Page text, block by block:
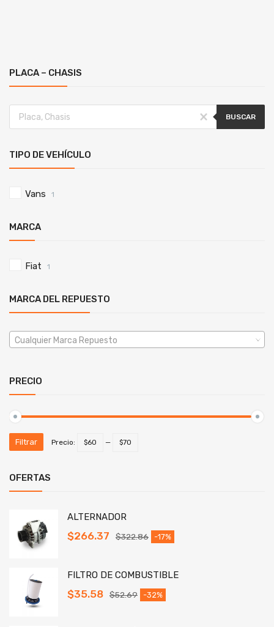
PLACA – CHASIS
BUSCAR
TIPO DE VEHÍCULO
Vans 1
MARCA
Fiat 1
MARCA DEL REPUESTO
Cualquier Marca Repuesto
PRECIO
Filtrar Precio: $60 — $70
OFERTAS
ALTERNADOR
$322.86
$266.37 -17%
FILTRO DE COMBUSTIBLE
$52.69
$35.58 -32%